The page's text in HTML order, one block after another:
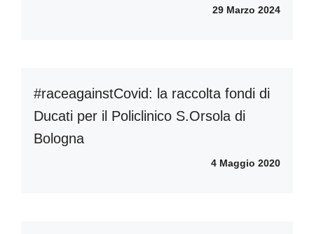
29 Marzo 2024
#raceagainstCovid: la raccolta fondi di
Ducati per il Policlinico S.Orsola di
Bologna
4 Maggio 2020